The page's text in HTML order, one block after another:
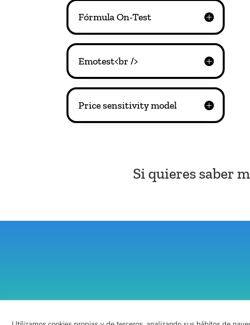
Fórmula On-Test
Emotest<br />
Price sensitivity model
Si quieres saber